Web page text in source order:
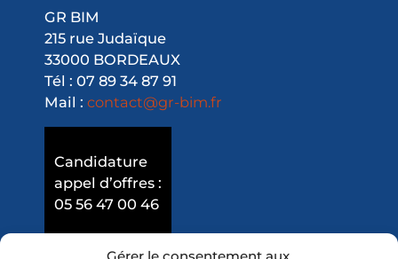
GR BIM
215 rue Judaïque
33000 BORDEAUX
Tél : 07 89 34 87 91
Mail : contact@gr-bim.fr
Candidature
appel d’offres :
05 56 47 00 46